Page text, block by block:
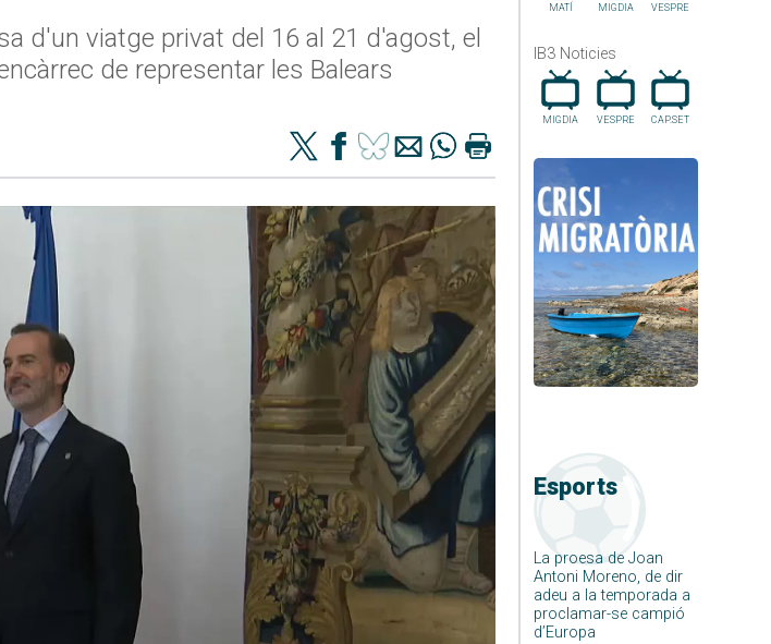
MATÍ MIGDIA VESPRE
IB3 Noticies
MIGDIA VESPRE CAP.SET
Esports
La proesa de Joan
Antoni Moreno, de dir
adeu a la temporada a
proclamar-se campió
d’Europa
d'un viatge privat del 16 al 21 d'agost, el
de representar les Balears